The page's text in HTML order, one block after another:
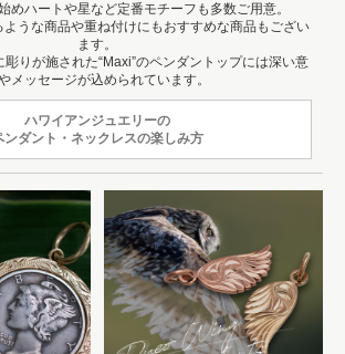
めハートや星など定番モチーフも多数ご用意。
うな商品や重ね付けにもおすすめな商品もござい
ます。
りが施された“Maxi”のペンダントップには深い意
メッセージが込められています。
ハワイアンジュエリーの
ンダント・ネックレスの楽しみ方